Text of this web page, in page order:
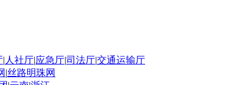
| 人社厅|应急厅|司法厅|交通运输厅
|丝路明珠网